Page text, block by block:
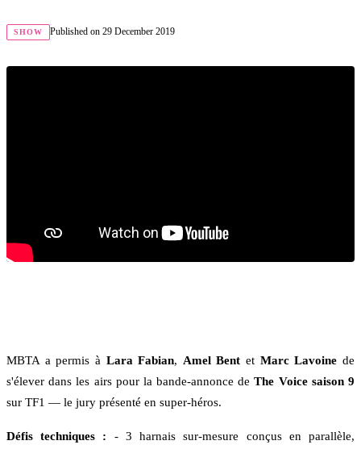
SHOW Published on 29 December 2019
MBTA a permis à Lara Fabian, Amel Bent et Marc Lavoine de
s'élever dans les airs pour la bande-annonce deThe Voice saison 9
sur TF1 — le jury présenté en super-héros.
Défis techniques : - 3 harnais sur-mesure conçus en parallèle,